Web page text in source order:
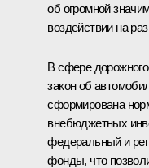
об огромной
воздействии на
В сфере
закон об
сформирована
внебюджетных
федеральный и
фонды, что